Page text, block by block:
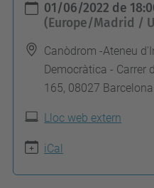
01/06/2022 de
(Europe/Madrid /
Canòdrom -Ateneu
Democràtica - Carrer
165, 08027
Lloc web extern
iCal